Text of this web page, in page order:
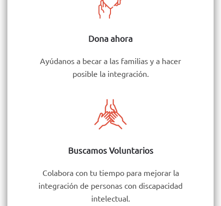
Dona ahora
Ayúdanos a becar a las familias y a hacer
posible la integración.
Buscamos Voluntarios
Colabora con tu tiempo para mejorar la
integración de personas con discapacidad
intelectual.